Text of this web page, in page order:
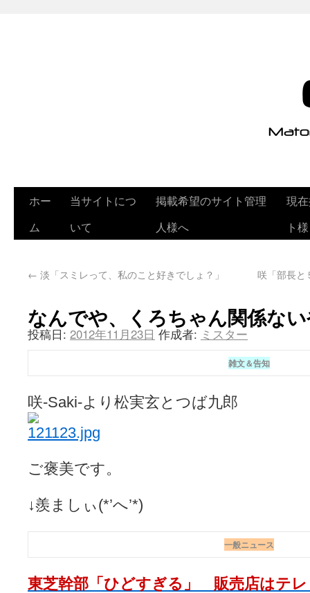
ホー
ム
当サイトにつ
いて
掲載希望のサイト管理
人様へ
現
ト様
← 淡「スミレって、私のこと好きでしょ？」 咲「部長と
なんでや、くろちゃん関係な
投稿日: 2012年11月23日 作成者: ミスター
雑文＆告知
咲-Saki-より松実玄とつば九郎
ご褒美です。
↓羨ましぃ(*’へ’*)
一般ニュース
東芝幹部「ひどすぎる」 販売店はテ